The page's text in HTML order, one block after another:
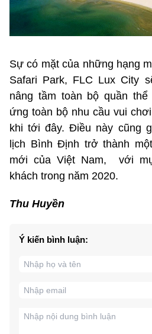
Sự có mặt của những hạng
Safari Park, FLC Lux City
nâng tầm toàn bộ quần
ứng toàn bộ nhu cầu vui
khi tới đây. Điều này cũng
lịch Bình Định trở thành
mới của Việt Nam, với
khách trong năm 2020.
Thu Huyền
Ý kiến bình luận: